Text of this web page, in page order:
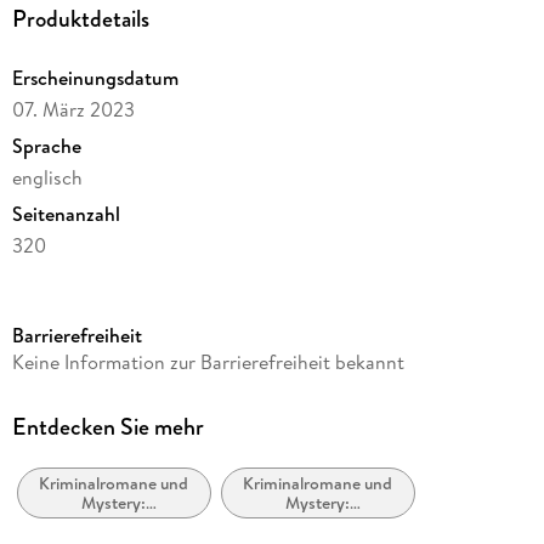
Produktdetails
Erscheinungsdatum
07. März 2023
Sprache
englisch
Seitenanzahl
320
Autor/Autorin
Verlag/Hersteller
Produktart
kartoniert
Barrierefreiheit
Keine Information zur Barrierefreiheit bekannt
Entdecken Sie mehr
Kriminalromane und
Mystery:
Privatdetektive /
Kriminalromane und
Mystery:
Ermittlerinnen